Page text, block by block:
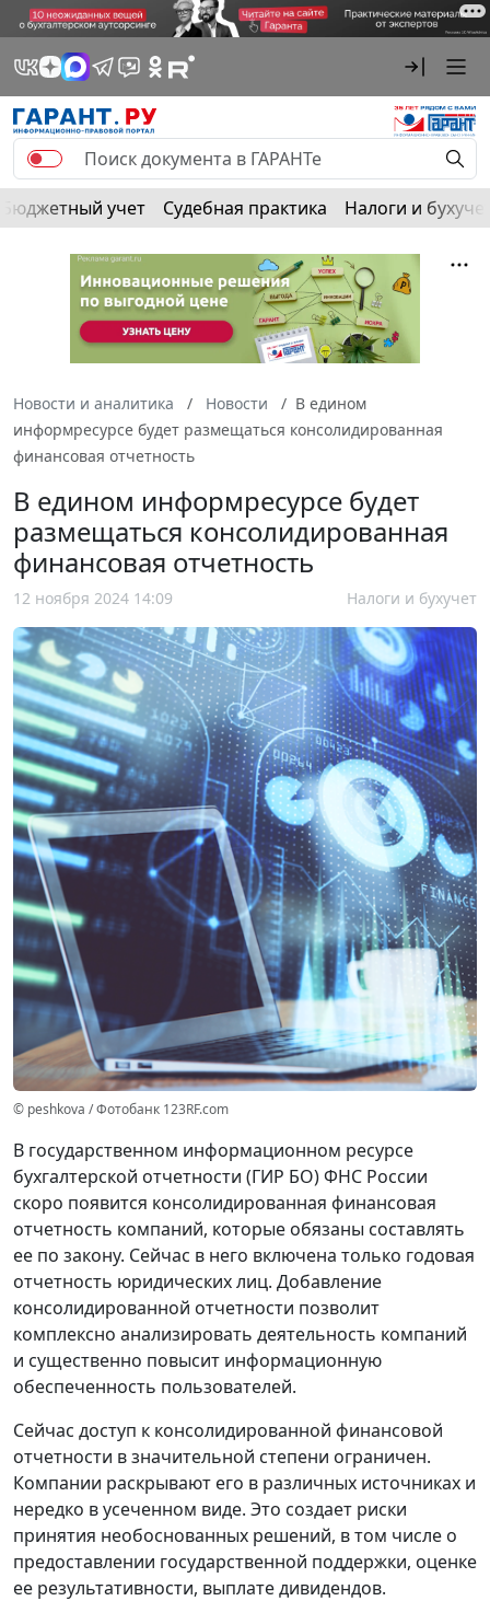
Бюджетный учет Судебная практика Налоги и
Новости и аналитика Новости
В едином
информресурсе будет размещаться консолидированная
финансовая отчетность
В едином информресурсе будет
размещаться консолидированная
финансовая отчетность
12 ноября 2024 14:09 Налоги и бухучет
© peshkova / Фотобанк 123RF.com
В государственном информационном ресурсе
бухгалтерской отчетности (ГИР БО) ФНС России
скоро появится консолидированная финансовая
отчетность компаний, которые обязаны составлять
ее по закону. Сейчас в него включена только годовая
отчетность юридических лиц. Добавление
консолидированной отчетности позволит
комплексно анализировать деятельность компаний
и существенно повысит информационную
обеспеченность пользователей.
Сейчас доступ к консолидированной финансовой
отчетности в значительной степени ограничен.
Компании раскрывают его в различных источниках и
нередко в усеченном виде. Это создает риски
принятия необоснованных решений, в том числе о
предоставлении государственной поддержки, оценке
ее результативности, выплате дивидендов.